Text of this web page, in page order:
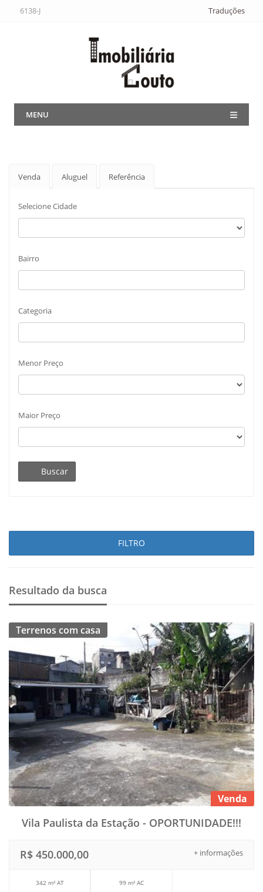
6138-J Traduções
MENU
Venda Aluguel Referência
Selecione Cidade
Bairro
Categoria
Menor Preço
Maior Preço
Buscar
FILTRO
Resultado da busca
Terrenos com casa
Venda
Vila Paulista da Estação - OPORTUNIDADE!!!
+ informações
R$ 450.000,00
342 m² AT 99 m² AC